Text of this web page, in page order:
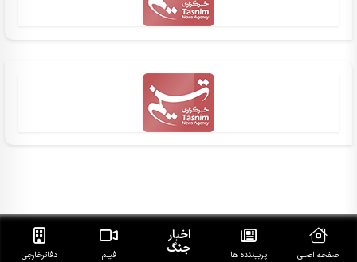
صفحه اصلی پربیننده ها
اخبار
جنگ فیلم دفاتر‌خارجی